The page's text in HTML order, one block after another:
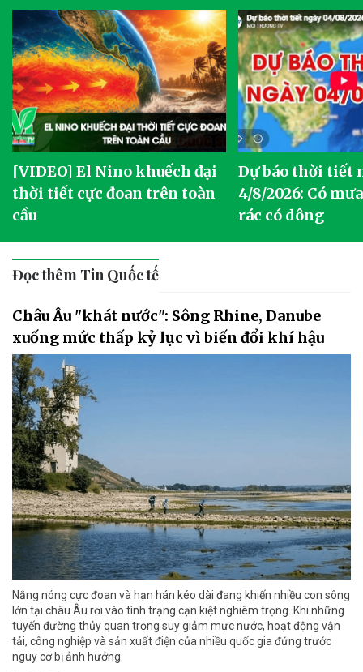
[VIDEO] El Nino khuếch đại
thời tiết cực đoan trên toàn
cầu
Dự báo thời tiết
4/8/2026: Có
rác có dông
Đọc thêm Tin Quốc tế
Châu Âu "khát nước": Sông Rhine, Danube
xuống mức thấp kỷ lục vì biến đổi khí hậu
Nắng nóng cực đoan và hạn hán kéo dài đang khiến nhiều con sông
lớn tại châu Âu rơi vào tình trạng cạn kiệt nghiêm trọng. Khi những
tuyến đường thủy quan trọng suy giảm mực nước, hoạt động vận
tải, công nghiệp và sản xuất điện của nhiều quốc gia đứng trước
nguy cơ bị ảnh hưởng.